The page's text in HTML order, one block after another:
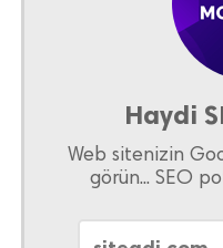
Haydi
Web sitenizin
görün... SEO